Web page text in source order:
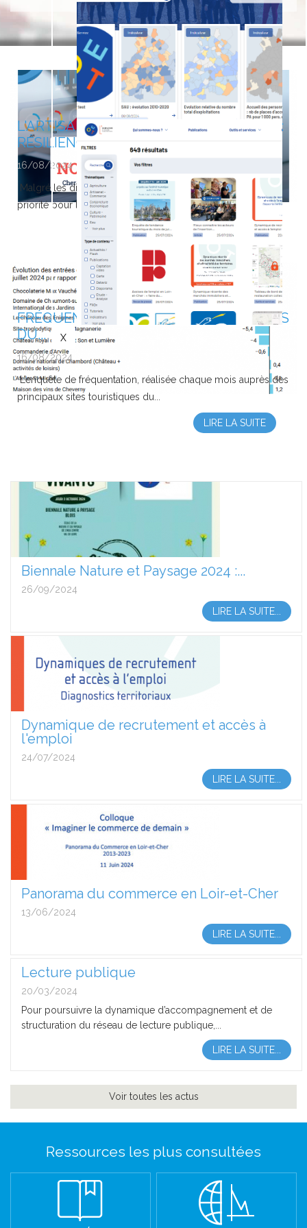
du Tourisme Centre-Val de Loire, dans...
LIRE LA SUITE
L'ARTISANAT EN CENTRE-VAL DE LOIRE :
RÉSILIENCE...
16/08/2024
Malgré les difficultés, le maintien des effectifs reste une
priorité pour les entreprises...
LIRE LA SUITE
FRÉQUENTATION DES PRINCIPAUX SITES
DU...
16/08/2024
L’enquête de fréquentation, réalisée chaque mois auprès des
principaux sites touristiques du...
LIRE LA SUITE
Biennale Nature et Paysage 2024 :...
26/09/2024
LIRE LA SUITE...
Dynamique de recrutement et accès à
l'emploi
24/07/2024
LIRE LA SUITE...
Panorama du commerce en Loir-et-Cher
13/06/2024
LIRE LA SUITE...
Lecture publique
20/03/2024
Pour poursuivre la dynamique d’accompagnement et de
structuration du réseau de lecture publique,...
LIRE LA SUITE...
Voir toutes les actus
Ressources les plus consultées